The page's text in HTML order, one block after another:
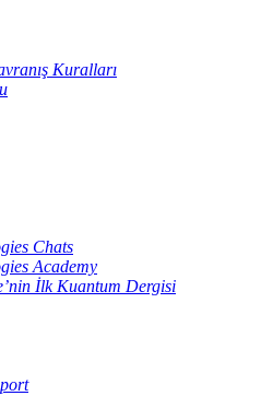
Kuralları
Chats
Academy
İlk Kuantum Dergisi